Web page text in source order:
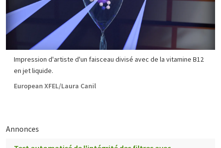
Impression d'artiste d'un faisceau divisé avec de la vitamine B12
en jet liquide.
European XFEL/Laura Canil
Annonces